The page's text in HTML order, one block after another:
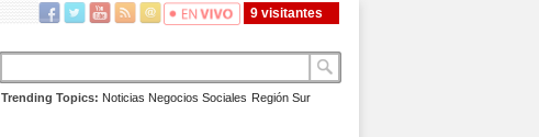
9 visitantes
Trending Topics: Noticias Negocios Sociales Región Sur